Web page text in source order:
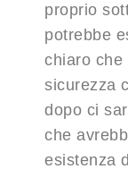
proprio
potrebbe
chiaro che
sicurezza
dopo ci
che
esistenza